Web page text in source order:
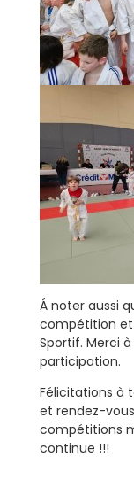
Á noter aussi
compétition
Sportif. Merci
participation.
Félicitations à
et rendez-
compétitions
continue !!!